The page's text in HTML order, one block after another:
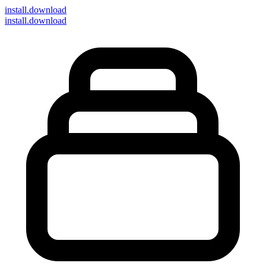
install.download
install.download